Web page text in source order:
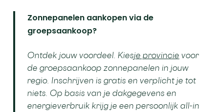
Zonnepanelen aankopen via de
groepsaankoop?
Ontdek jouw voordeel. Kiesje provincie voor
de groepsaankoop zonnepanelen in jouw
regio. Inschrijven is gratis en verplicht je tot
niets. Op basis van je dakgegevens en
energieverbruik krijg je een persoonlijk all-in